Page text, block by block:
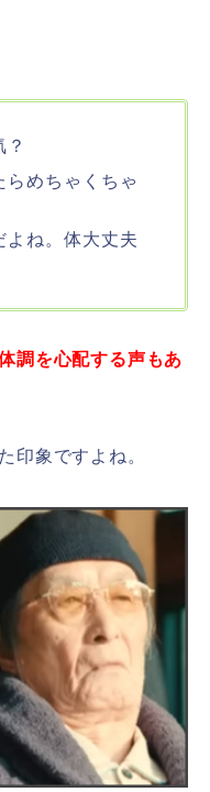
らめちゃくちゃ
よね。体大丈夫
調を心配する声もあ
印象ですよね。